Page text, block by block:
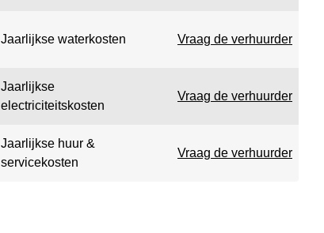
Jaarlijkse waterkosten Vraag de verhuurder
Jaarlijkse
electriciteitskosten
Vraag de verhuurder
Jaarlijkse huur &
servicekosten
Vraag de verhuurder